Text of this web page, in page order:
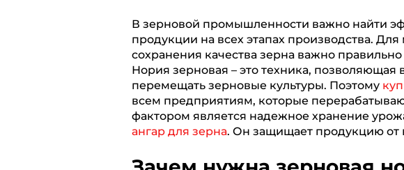
e
l
e
g
r
a
a
c
e
b
o
h
a
t
s
p
i
b
e
r
o
p
y
L
n
В зерновой промышленности важно найти
продукции на всех этапах производства.
сохранения качества зерна важно
Нория зерновая – это техника, позволяющая
перемещать зерновые культуры. Поэтому
всем предприятиям, которые
фактором является надежное хранение
ангар для зерна. Он защищает продукцию от